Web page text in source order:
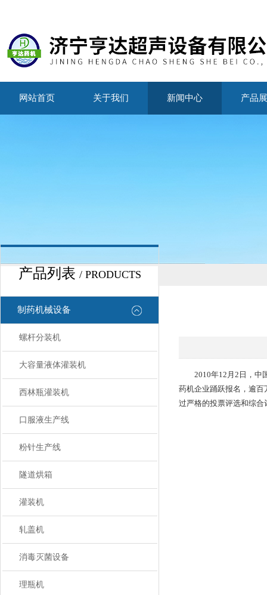
网站首页 关于我们 新闻中心 产品
产品列表 / PRODUCTS
制药机械设备
螺杆分装机
大容量液体灌装机
西林瓶灌装机
口服液生产线
粉针生产线
隧道烘箱
灌装机
轧盖机
消毒灭菌设备
理瓶机
2010年12月2日，中
药机企业踊跃报名，逾
过严格的投票评选和综